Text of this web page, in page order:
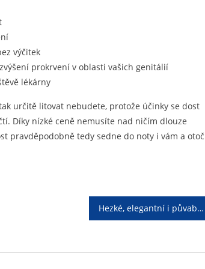
výčitek
prokrvení v oblasti vašich genitálií
lékárny
určitě litovat nebudete, protože účinky se dost
Díky nízké ceně nemusíte nad ničím dlouze
pravděpodobně tedy sedne do noty i vám a
Hezké, elegantní i půvabné